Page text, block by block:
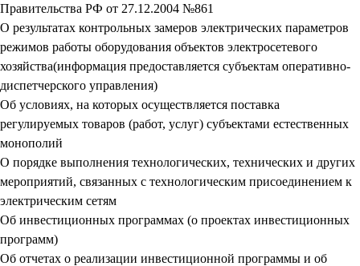
Правительства РФ от 27.12.2004 №861
О результатах контрольных замеров электрических параметров
режимов работы оборудования объектов электросетевого
хозяйства(информация предоставляется субъектам оперативно-
диспетчерского управления)
Об условиях, на которых осуществляется поставка
регулируемых товаров (работ, услуг) субъектами естественных
монополий
О порядке выполнения технологических, технических и других
мероприятий, связанных с технологическим присоединением к
электрическим сетям
Об инвестиционных программах (о проектах инвестиционных
программ)
Об отчетах о реализации инвестиционной программы и об